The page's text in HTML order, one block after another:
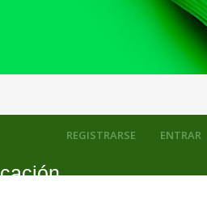
REGISTRARSE ENTRAR